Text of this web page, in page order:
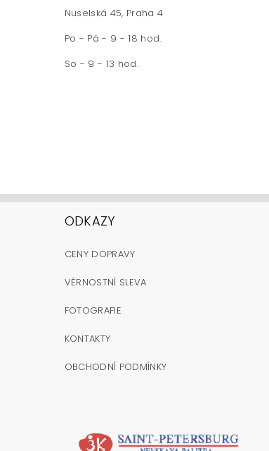
Nuselská 45, Praha 4
Po - Pá - 9 - 18 hod.
So - 9 - 13 hod.
ODKAZY
CENY DOPRAVY
VĚRNOSTNÍ SLEVA
FOTOGRAFIE
KONTAKTY
OBCHODNÍ PODMÍNKY